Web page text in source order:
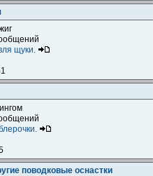
щуки.
поводковые оснастки